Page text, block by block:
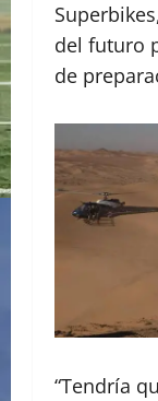
del futuro
de
“Tendría